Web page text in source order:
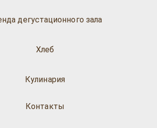
дегустационного зала
Хлеб
Кулинария
Контакты